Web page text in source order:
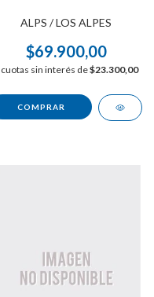
ALPS / LOS ALPES
$69.900,00
cuotas sin interés de$23.300,00